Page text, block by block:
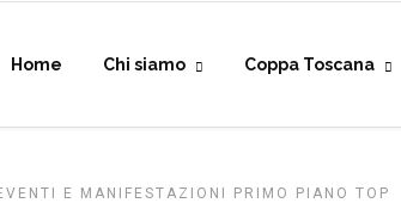
Home Chi siamo Coppa Toscana
E MANIFESTAZIONI PRIMO PIANO TOP